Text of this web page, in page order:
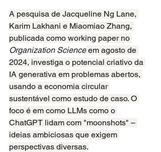
A pesquisa de Jacqueline Ng Lane,
Karim Lakhani e Miaomiao Zhang,
publicada como working paper no
Organization Science em agosto de
2024, investiga o potencial criativo da
IA generativa em problemas abertos,
usando a economia circular
sustentável como estudo de caso. O
foco é em como LLMs como o
ChatGPT lidam com "moonshots" –
ideias ambiciosas que exigem
perspectivas diversas.